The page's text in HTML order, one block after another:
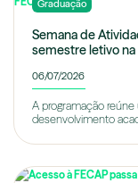
Graduação
Semana de
semestre letivo na
06/07/2026
A programação
desenvolvimento